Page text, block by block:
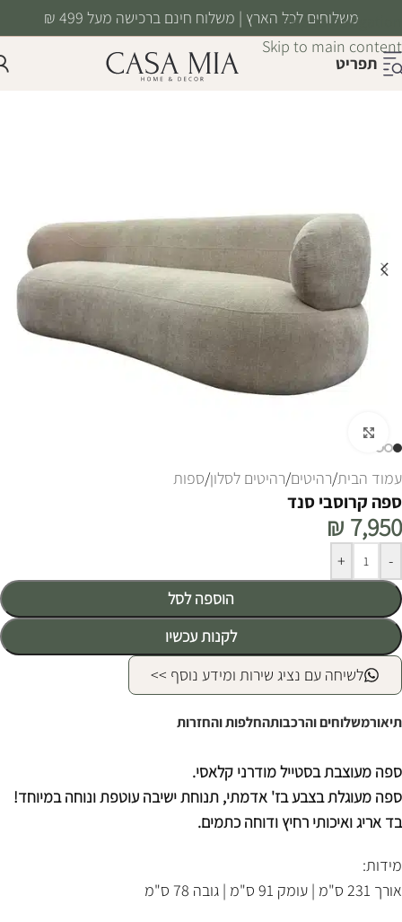
Skip to navigation
Skip to main content
משלוחים לכל הארץ | משלוח חינם ברכישה מעל 499 ₪
תפריט
עמוד הבית/רהיטים/רהיטים לסלון/ספות
ספה קרוסבי סנד
₪ 7,950
-
+
הוספה לסל
לקנות עכשיו
Alternative:
לשיחה עם נציג שירות ומידע נוסף >>
תיאורמשלוחים והרכבותהחלפות והחזרות
ספה מעוצבת בסטייל מודרני קלאסי.
ספה מעוגלת בצבע בז' אדמתי, תנוחת ישיבה עוטפת ונוחה במיוחד!
בד אריג ואיכותי רחיץ ודוחה כתמים.
מידות:
אורך 231 ס"מ | עומק 91 ס"מ | גובה 78 ס"מ